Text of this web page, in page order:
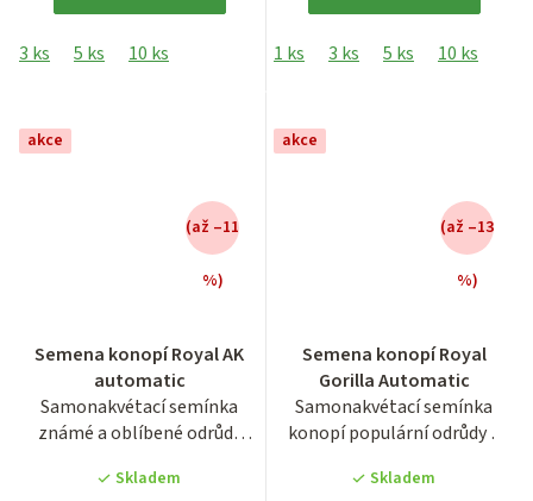
3 ks 5 ks 10 ks 1 ks 3 ks 5 ks 10 ks
akce
Semena konopí Royal AK
automatic
Samonakvétací semínka
známé a oblíbené odrůdy
názvem...
hodnocení
produktu
je
3,9
z
Skladem
(až –11
%)
akce
Semena konopí Royal
Gorilla Automatic
Samonakvétací semínka
konopí populární odrůdy z
Automatic....
hodnocení
produktu
je
3,9
z
Skladem
(až –13
%)